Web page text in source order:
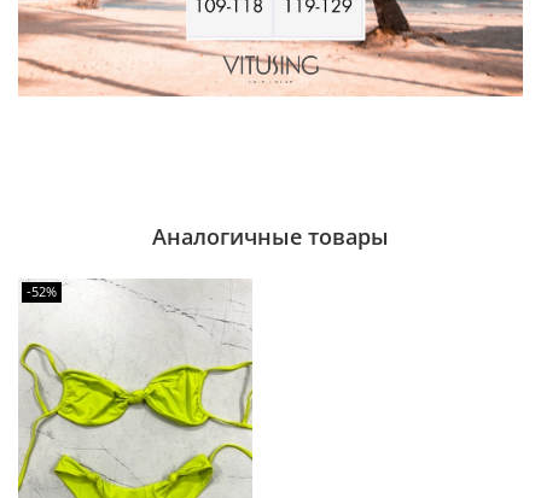
Аналогичные товары
-52%